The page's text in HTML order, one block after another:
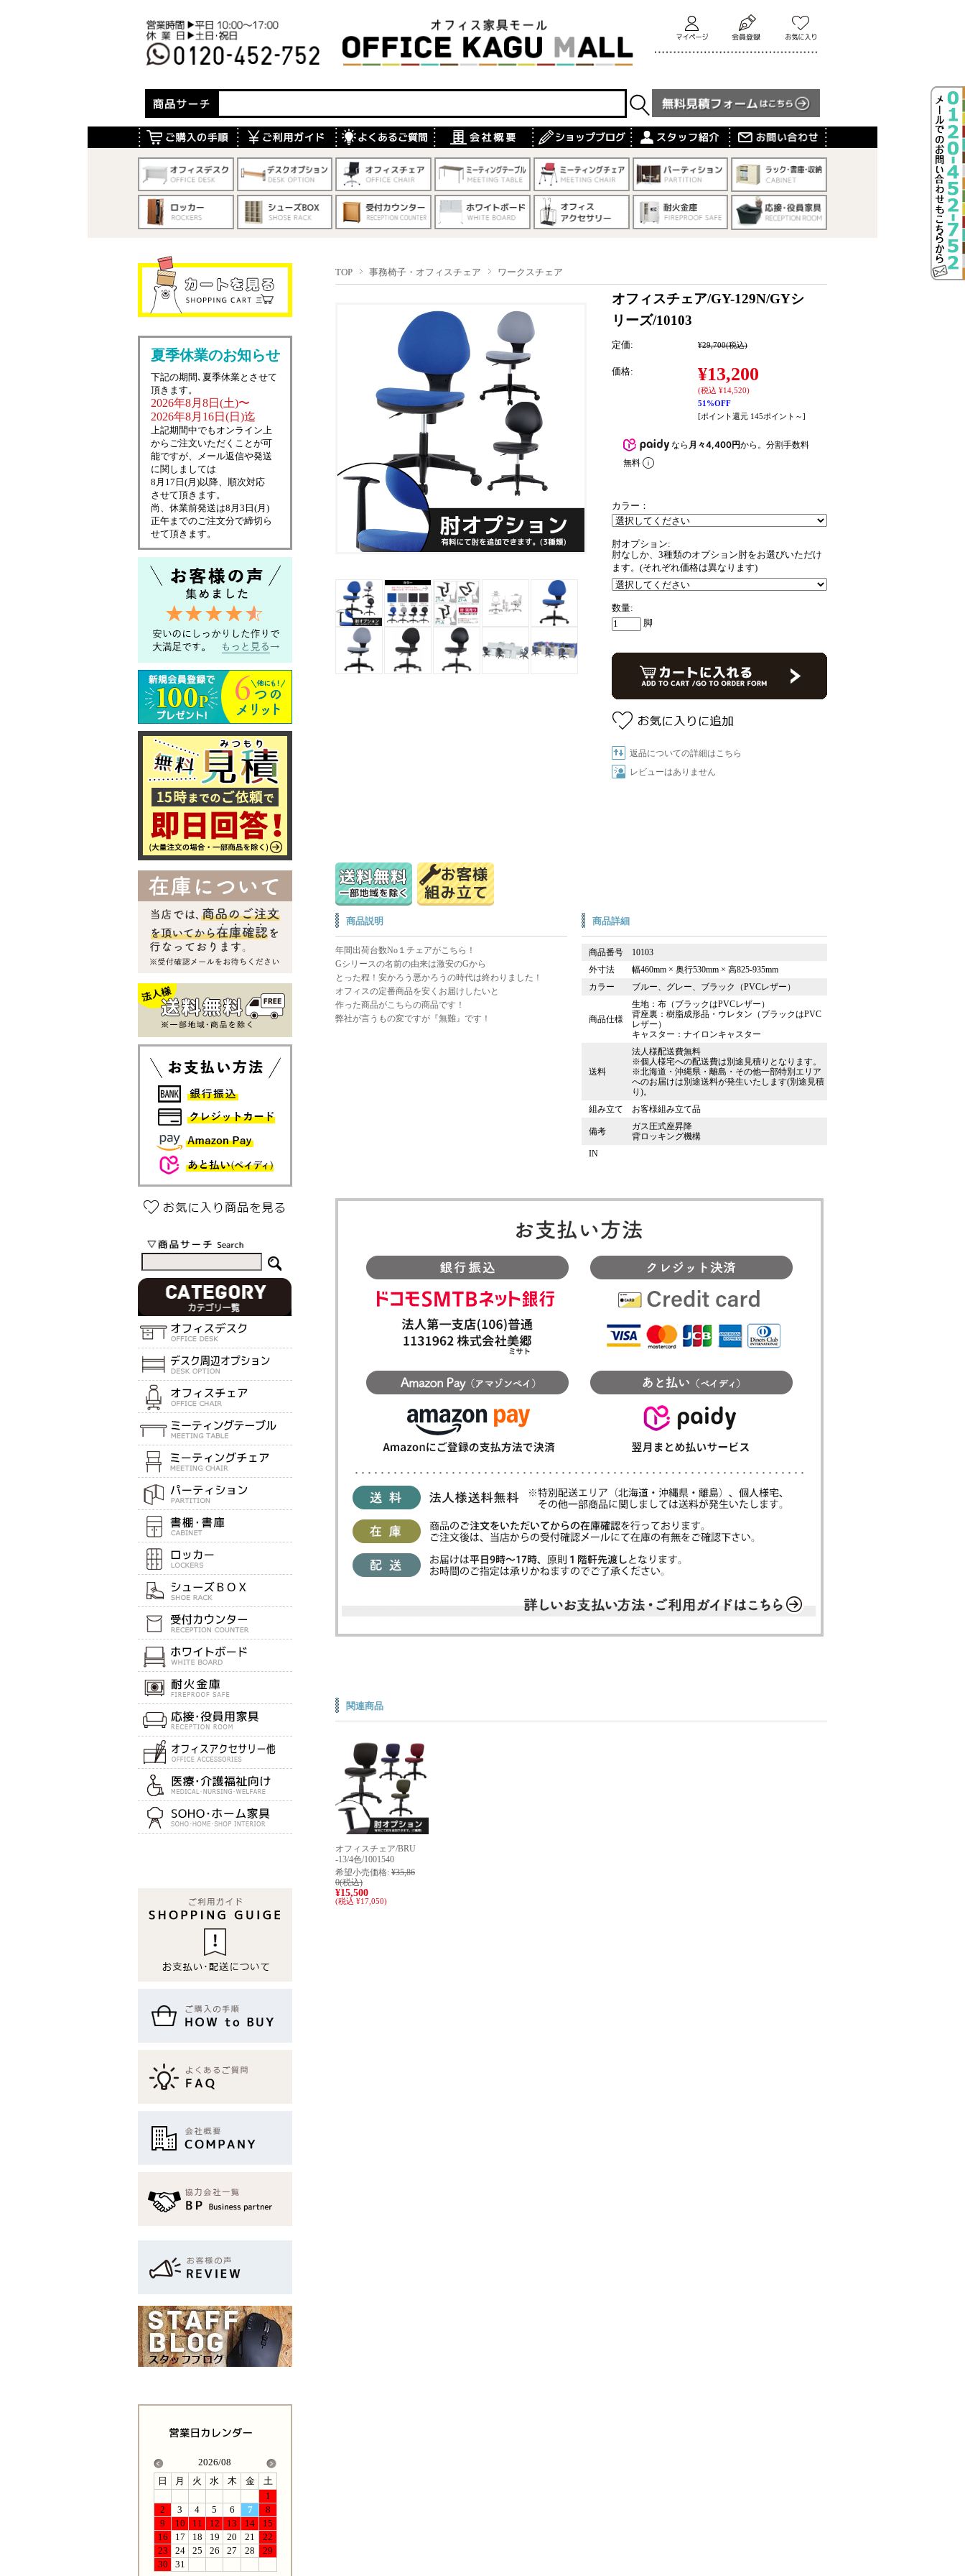
TOP 事務椅子・オフィスチェア ワークスチェア
オフィスチェア/GY-129N/GYシ
リーズ/10103
定価: ¥29,700(税込)
価格: ¥13,200
(税込 ¥14,520)
51%OFF
[ポイント還元 145ポイント～]
なら 月々4,400円から。分割手数料
無料
カラー：
肘オプション:
肘なしか、3種類のオプション肘をお選びいただけ
ます。(それぞれ価格は異なります)
数量:
脚
返品についての詳細はこちら
レビューはありません
商品説明
年間出荷台数No１チェアがこちら！
Gシリースの名前の由来は激安のGから
とった程！安かろう悪かろうの時代は終わりました！
オフィスの定番商品を安くお届けしたいと
作った商品がこちらの商品です！
弊社が言うもの変ですが『無難』です！
商品詳細
商品番号
10103
外寸法
幅460mm × 奥行530mm × 高825-935mm
カラー
ブルー、グレー、ブラック（PVCレザー）
商品仕様
生地：布（ブラックはPVCレザー）
背座裏：樹脂成形品・ウレタン（ブラックはPVC
レザー）
キャスター：ナイロンキャスター
送料
法人様配送費無料
※個人様宅への配送費は別途見積りとなります。
※北海道・沖縄県・離島・その他一部特別エリア
へのお届けは別途送料が発生いたします(別途見積
り)。
組み立て
お客様組み立て品
備考
ガス圧式座昇降
背ロッキング機構
IN
関連商品
オフィスチェア/BRU
-13/4色/1001540
希望小売価格: ¥35,86
0(税込)
¥15,500
(税込 ¥17,050)
夏季休業のお知らせ
下記の期間､夏季休業とさせて
頂きます。
2026年8月8日(土)〜
2026年8月16日(日)迄
上記期間中でもオンライン上
からご注文いただくことが可
能ですが、メール返信や発送
に関しましては
8月17日(月)以降、順次対応
させて頂きます。
尚、休業前発送は8月3日(月)
正午までのご注文分で締切ら
せて頂きます。
2026/08
日
月 火 水 木 金
土
1
2
3 4 5 6 7
8
9
10 11 12 13 14
15
16
17 18 19 20 21
22
23
24 25 26 27 28
29
30
31